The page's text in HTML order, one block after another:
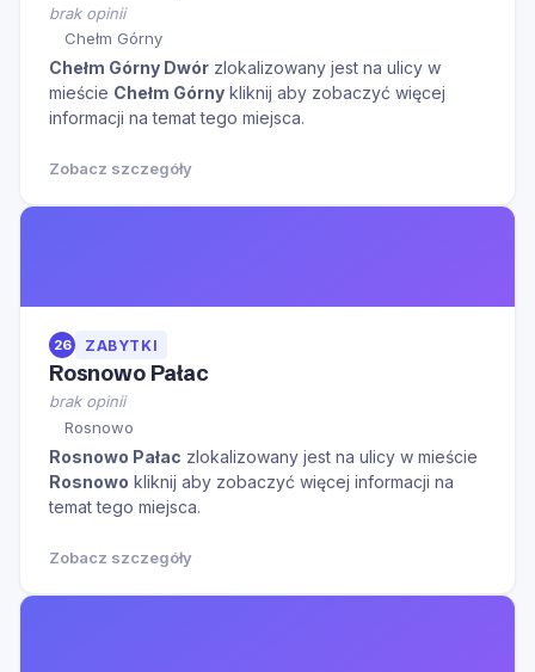
brak opinii
Chełm Górny
Chełm Górny Dwór zlokalizowany jest na ulicy w
mieście Chełm Górny kliknij aby zobaczyć więcej
informacji na temat tego miejsca.
Zobacz szczegóły
26 ZABYTKI
Rosnowo Pałac
brak opinii
Rosnowo
Rosnowo Pałac zlokalizowany jest na ulicy w mieście
Rosnowo kliknij aby zobaczyć więcej informacji na
temat tego miejsca.
Zobacz szczegóły